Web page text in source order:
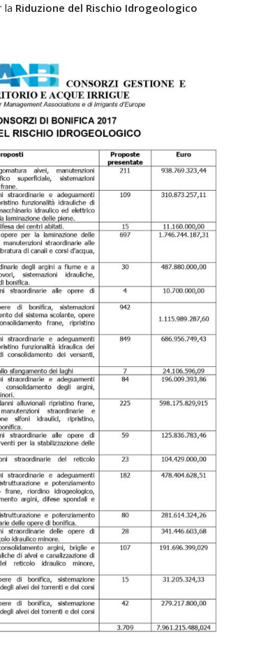
la Riduzione del Rischio Idrogeologico